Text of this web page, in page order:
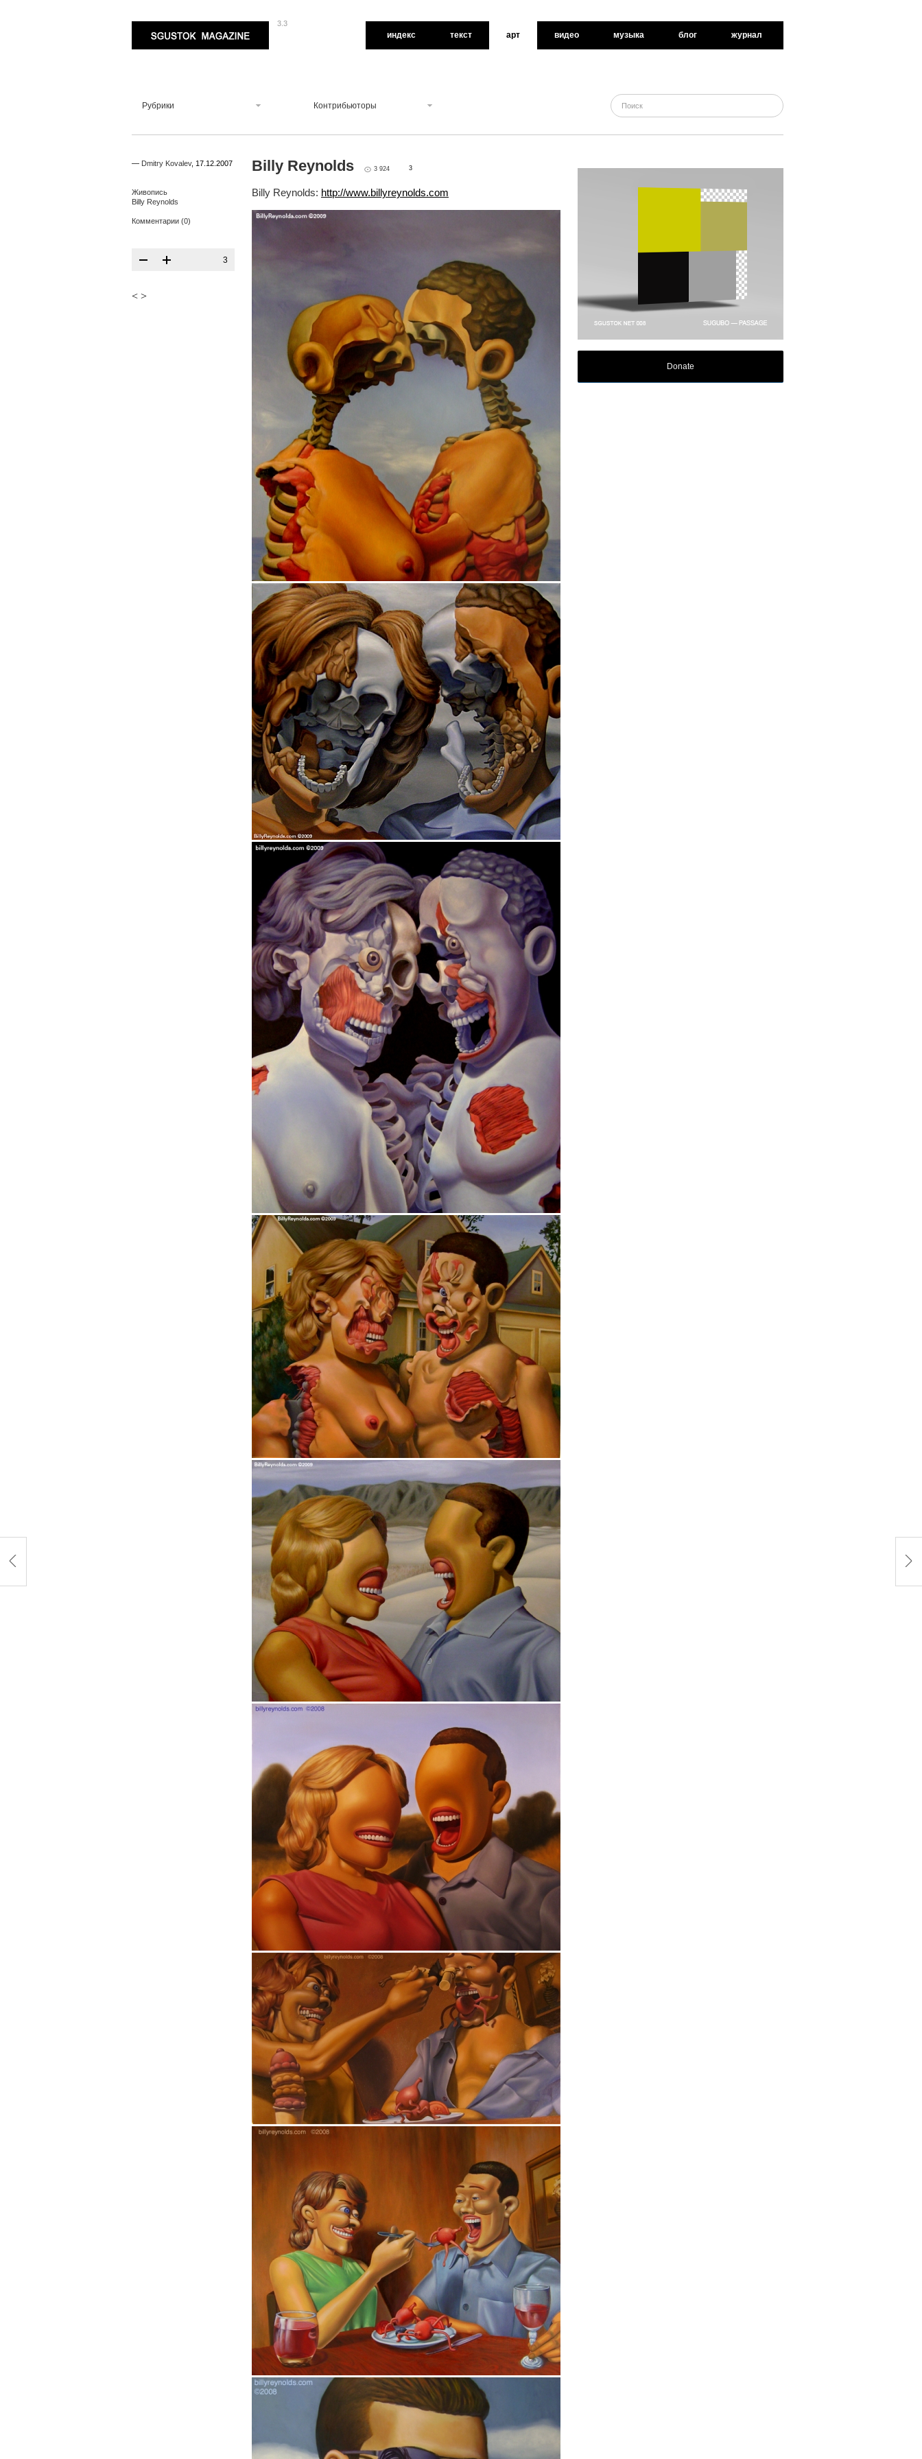
3.3
индекс текст арт видео музыка блог журнал
Рубрики Контрибьюторы
— Dmitry Kovalev, 17.12.2007
Живопись
Billy Reynolds
Комментарии (0)
3
< >
Billy Reynolds 3 924 3
Billy Reynolds: http://www.billyreynolds.com
Donate